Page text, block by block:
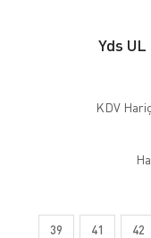
Yds
KDV
39 41 42